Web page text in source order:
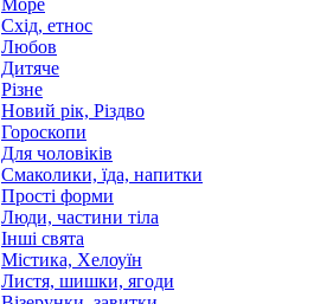
Схід, етнос
Любов
Дитяче
Різне
Новий рік, Різдво
Гороскопи
Для чоловіків
Смаколики, їда, напитки
Прості форми
Люди, частини тіла
Інші свята
Містика, Хелоуїн
Листя, шишки, ягоди